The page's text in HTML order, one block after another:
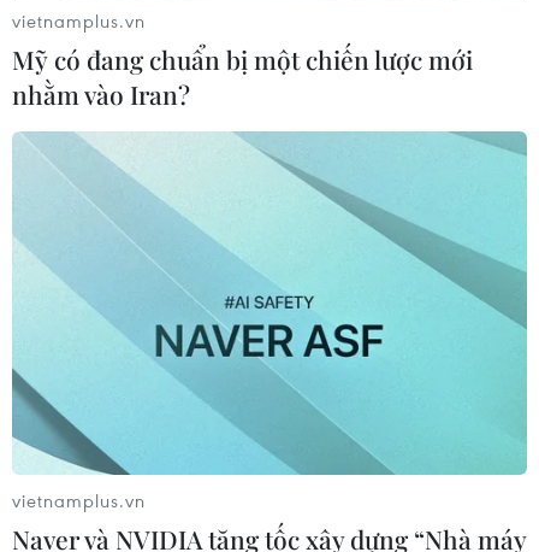
TIN CÙNG CHUYÊN MỤC
Chưa có bằng chứng truyền máu trẻ
giúp chống lão hóa
06/08/2026 23:16
vietnamplus.vn
Mỹ có đang chuẩn bị một chiến lược mới
nhằm vào Iran?
vietnamplus.vn
Naver và NVIDIA tăng tốc xây dựng “Nhà máy